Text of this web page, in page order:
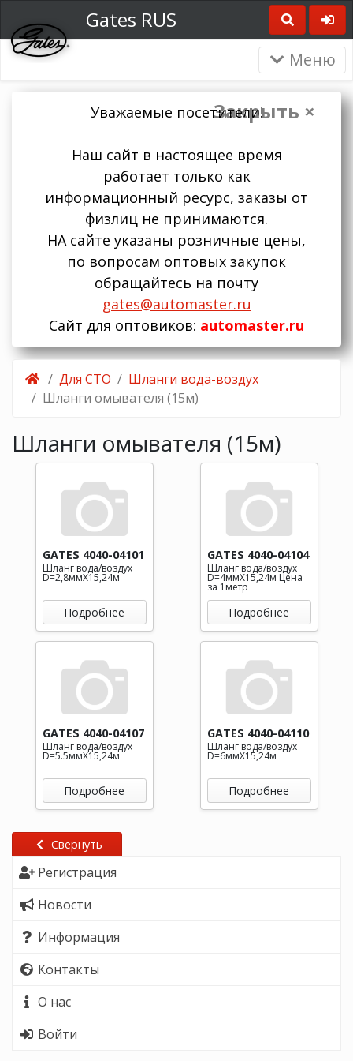
Gates RUS
Меню
Закрыть ×
Уважаемые посетители!
Наш сайт в настоящее время
работает только как
информационный ресурс, заказы от
физлиц не принимаются.
НА сайте указаны розничные цены,
по вопросам оптовых закупок
обращайтесь на почту
gates@automaster.ru
Сайт для оптовиков: automaster.ru
Свернуть
Регистрация
Новости
Информация
Контакты
О нас
Войти
Для СТО
Шланги вода-воздух
Шланги омывателя (15м)
Шланги омывателя (15м)
GATES 4040-04101
Шланг вода/воздух
D=2,8ммХ15,24м
Подробнее
GATES 4040-04104
Шланг вода/воздух
D=4ммХ15,24м Цена
за 1метр
Подробнее
GATES 4040-04107
Шланг вода/воздух
D=5.5ммХ15,24м
Подробнее
GATES 4040-04110
Шланг вода/воздух
D=6ммХ15,24м
Подробнее